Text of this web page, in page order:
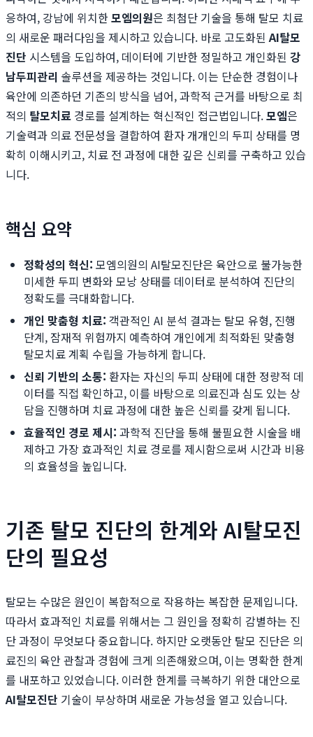
응하여, 강남에 위치한모엠의원은 최첨단 기술을 통해 탈모 치료
의 새로운 패러다임을 제시하고 있습니다. 바로 고도화된AI탈모
진단 시스템을 도입하여, 데이터에 기반한 정밀하고 개인화된 강
남두피관리 솔루션을 제공하는 것입니다. 이는 단순한 경험이나
육안에 의존하던 기존의 방식을 넘어, 과학적 근거를 바탕으로 최
적의 탈모치료 경로를 설계하는 혁신적인 접근법입니다.모엠은
기술력과 의료 전문성을 결합하여 환자 개개인의 두피 상태를 명
확히 이해시키고, 치료 전 과정에 대한 깊은 신뢰를 구축하고 있습
니다.
핵심 요약
정확성의 혁신: 모엠의원의 AI탈모진단은 육안으로 불가능한
미세한 두피 변화와 모낭 상태를 데이터로 분석하여 진단의
정확도를 극대화합니다.
개인 맞춤형 치료: 객관적인 AI 분석 결과는 탈모 유형, 진행
단계, 잠재적 위험까지 예측하여 개인에게 최적화된 맞춤형
탈모치료 계획 수립을 가능하게 합니다.
신뢰 기반의 소통: 환자는 자신의 두피 상태에 대한 정량적 데
이터를 직접 확인하고, 이를 바탕으로 의료진과 심도 있는 상
담을 진행하며 치료 과정에 대한 높은 신뢰를 갖게 됩니다.
효율적인 경로 제시: 과학적 진단을 통해 불필요한 시술을 배
제하고 가장 효과적인 치료 경로를 제시함으로써 시간과 비용
의 효율성을 높입니다.
기존 탈모 진단의 한계와 AI탈모진
단의 필요성
탈모는 수많은 원인이 복합적으로 작용하는 복잡한 문제입니다.
따라서 효과적인 치료를 위해서는 그 원인을 정확히 감별하는 진
단 과정이 무엇보다 중요합니다. 하지만 오랫동안 탈모 진단은 의
료진의 육안 관찰과 경험에 크게 의존해왔으며, 이는 명확한 한계
를 내포하고 있었습니다. 이러한 한계를 극복하기 위한 대안으로
AI탈모진단 기술이 부상하며 새로운 가능성을 열고 있습니다.